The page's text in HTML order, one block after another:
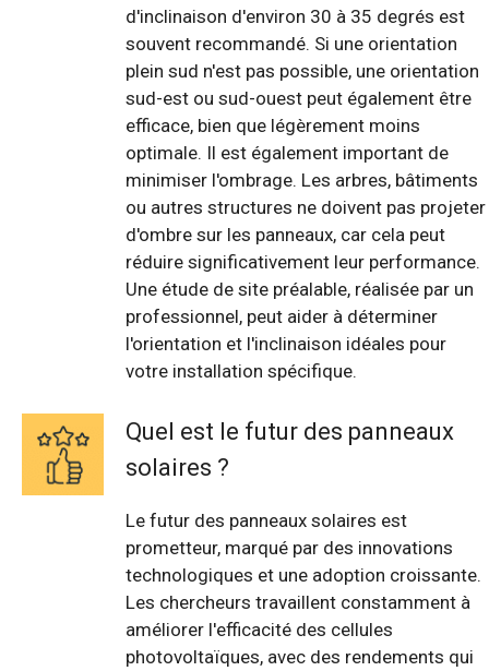
d'inclinaison d'environ 30 à 35 degrés est
souvent recommandé. Si une orientation
plein sud n'est pas possible, une orientation
sud-est ou sud-ouest peut également être
efficace, bien que légèrement moins
optimale. Il est également important de
minimiser l'ombrage. Les arbres, bâtiments
ou autres structures ne doivent pas projeter
d'ombre sur les panneaux, car cela peut
réduire significativement leur performance.
Une étude de site préalable, réalisée par un
professionnel, peut aider à déterminer
l'orientation et l'inclinaison idéales pour
votre installation spécifique.
Quel est le futur des panneaux
solaires ?
Le futur des panneaux solaires est
prometteur, marqué par des innovations
technologiques et une adoption croissante.
Les chercheurs travaillent constamment à
améliorer l'efficacité des cellules
photovoltaïques, avec des rendements qui